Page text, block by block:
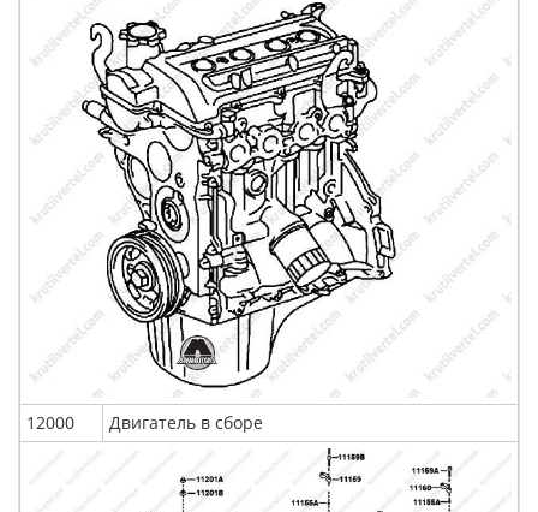
12000 Двигатель в сборе